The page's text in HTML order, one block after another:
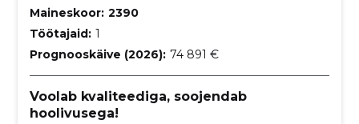
Maineskoor: 2390
Töötajaid: 1
Prognooskäive (2026): 74 891 €
Voolab kvaliteediga, soojendab
hoolivusega!